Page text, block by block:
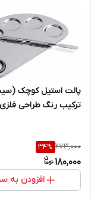
پالت استیل کوچک
ترکیب رنگ طراحی
273,000
34%
180,000
افزودن به